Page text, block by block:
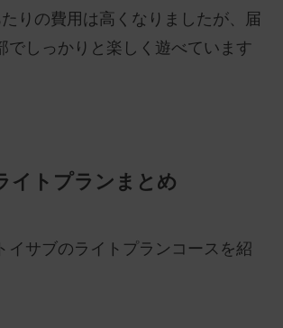
りの費用は高くなりましたが、届
でしっかりと楽しく遊べています
イトプランまとめ
イサブのライトプランコースを紹